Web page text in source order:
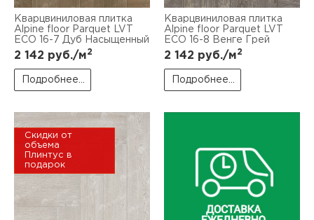
Кварцвиниловая плитка
Alpine floor Parquet LVT
ЕСО 16-7 Дуб Насыщенный
2 142 руб./м2
Подробнее...
Кварцвиниловая плитка
Alpine floor Parquet LVT
ЕСО 16-8 Венге Грей
2 142 руб./м2
Подробнее...
Скидки от
объема
Плинтус в
подарок